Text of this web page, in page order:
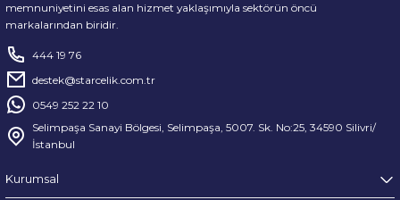
memnuniyetini esas alan hizmet yaklaşımıyla sektörün öncü
markalarından biridir.
444 19 76
destek@starcelik.com.tr
0549 252 22 10
Selimpaşa Sanayi Bölgesi, Selimpaşa, 5007. Sk. No:25, 34590 Silivri/
İstanbul
Kurumsal